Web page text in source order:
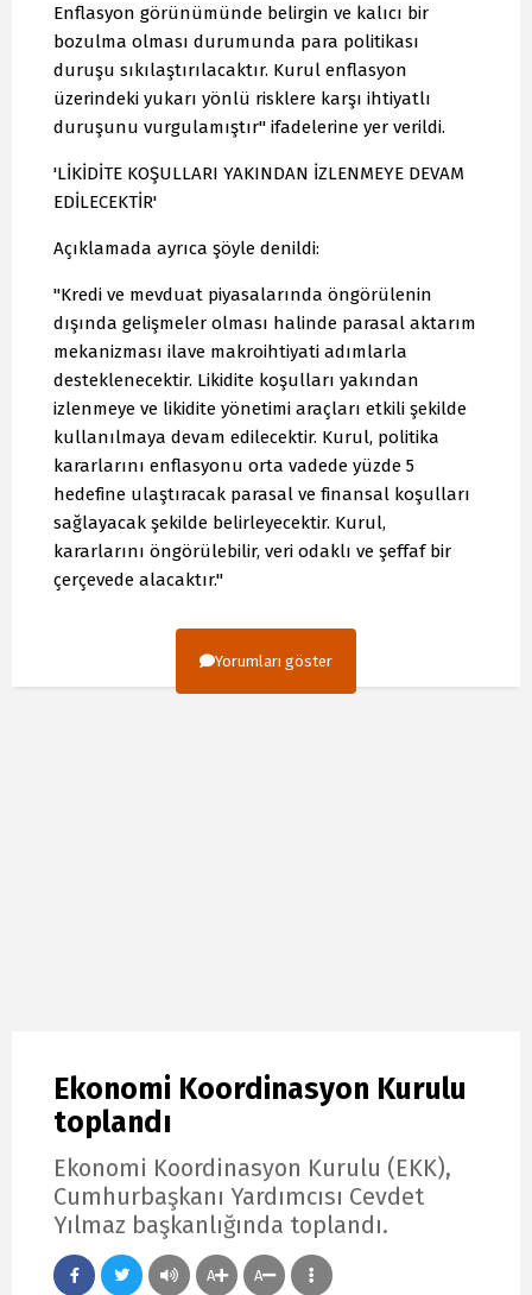
Enflasyon görünümünde belirgin ve kalıcı bir
bozulma olması durumunda para politikası
duruşu sıkılaştırılacaktır. Kurul enflasyon
üzerindeki yukarı yönlü risklere karşı ihtiyatlı
duruşunu vurgulamıştır" ifadelerine yer verildi.
'LİKİDİTE KOŞULLARI YAKINDAN İZLENMEYE DEVAM
EDİLECEKTİR'
Açıklamada ayrıca şöyle denildi:
"Kredi ve mevduat piyasalarında öngörülenin
dışında gelişmeler olması halinde parasal aktarım
mekanizması ilave makroihtiyati adımlarla
desteklenecektir. Likidite koşulları yakından
izlenmeye ve likidite yönetimi araçları etkili şekilde
kullanılmaya devam edilecektir. Kurul, politika
kararlarını enflasyonu orta vadede yüzde 5
hedefine ulaştıracak parasal ve finansal koşulları
sağlayacak şekilde belirleyecektir. Kurul,
kararlarını öngörülebilir, veri odaklı ve şeffaf bir
çerçevede alacaktır."
Yorumları göster
Ekonomi Koordinasyon Kurulu
toplandı
Ekonomi Koordinasyon Kurulu (EKK),
Cumhurbaşkanı Yardımcısı Cevdet
Yılmaz başkanlığında toplandı.
A A